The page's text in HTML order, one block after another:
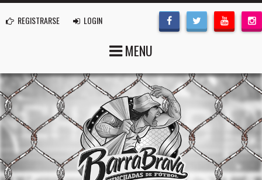
REGISTRARSE LOGIN
MENU